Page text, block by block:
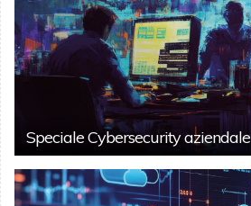
Speciale Cybersecurity aziendale